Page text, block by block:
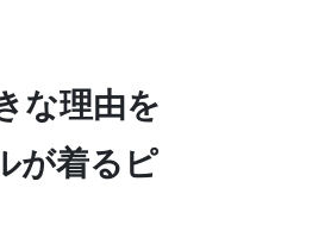
な理由を
が着るピ